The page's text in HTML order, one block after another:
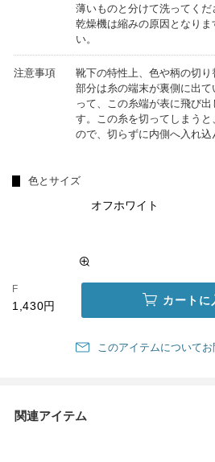
薄いものと分けて洗ってくだ
乾燥機は縮みの原因となり
い。
注意事項
靴下の特性上、色や柄の切
部分は糸の端末が裏側に出
って、この糸端が表に飛び
す。この糸を切ってしまう
ので、切らずに内側へ入れ込
色とサイズ
オフホワイト
F
1,430円 カートに
このアイテムについて
関連アイテム